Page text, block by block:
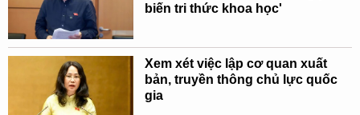
biến tri thức khoa học'
Xem xét việc lập cơ quan xuất
bản, truyền thông chủ lực quốc
gia